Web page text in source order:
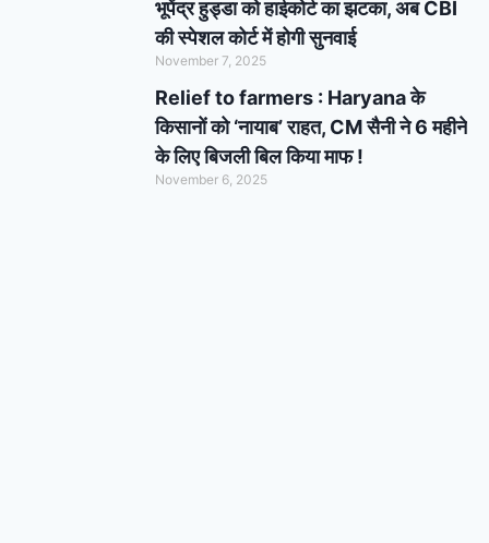
भूपेंद्र हुड्डा को हाईकोर्ट का झटका, अब CBI
की स्पेशल कोर्ट में होगी सुनवाई
November 7, 2025
Relief to farmers : Haryana के
किसानों को ‘नायाब’ राहत, CM सैनी ने 6 महीने
के लिए बिजली बिल किया माफ !
November 6, 2025